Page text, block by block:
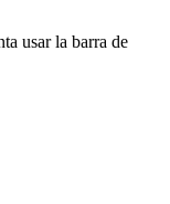
usar la barra de